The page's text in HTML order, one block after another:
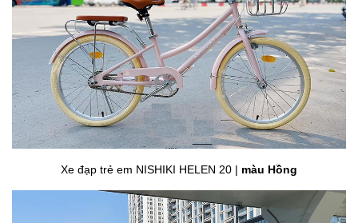
Xe đạp trẻ em NISHIKI HELEN 20 | màu Hồng